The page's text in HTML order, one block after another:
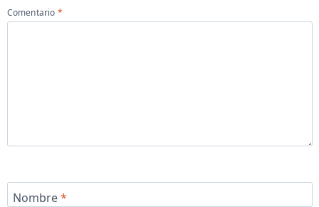
Comentario *
Nombre*